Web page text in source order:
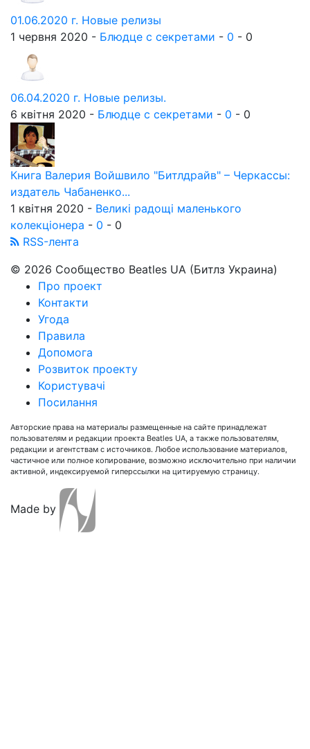
01.06.2020 г. Новые релизы
1 червня 2020 - Блюдце с секретами - 0 - 0
06.04.2020 г. Новые релизы.
6 квітня 2020 - Блюдце с секретами - 0 - 0
Книга Валерия Войшвило "Битлдрайв" – Черкассы:
издатель Чабаненко...
1 квітня 2020 - Великі радощі маленького
колекціонера - 0 - 0
RSS-лента
© 2026 Сообщество Beatles UA (Битлз Украина)
Про проект
Контакти
Угода
Правила
Допомога
Розвиток проекту
Користувачі
Посилання
Авторские права на материалы размещенные на сайте принадлежат
пользователям и редакции проекта Beatles UA, а также пользователям,
редакции и агентствам с источников. Любое использование материалов,
частичное или полное копирование, возможно исключительно при наличии
активной, индексируемой гиперссылки на цитируемую страницу.
Made by